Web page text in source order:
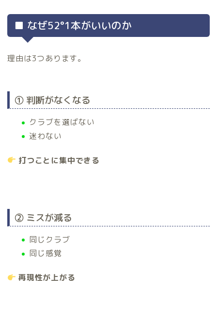
■ なぜ52°1本がいいのか
理由は3つあります。
① 判断がなくなる
クラブを選ばない
迷わない
打つことに集中できる
② ミスが減る
同じクラブ
同じ感覚
再現性が上がる